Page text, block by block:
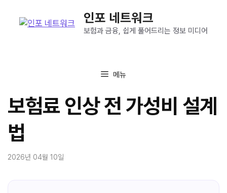
인포 네트워크
보험과 금융, 쉽게 풀어드리는 정보 미디어
메뉴
보험료 인상 전 가성비 설계
법
2026년 04월 10일